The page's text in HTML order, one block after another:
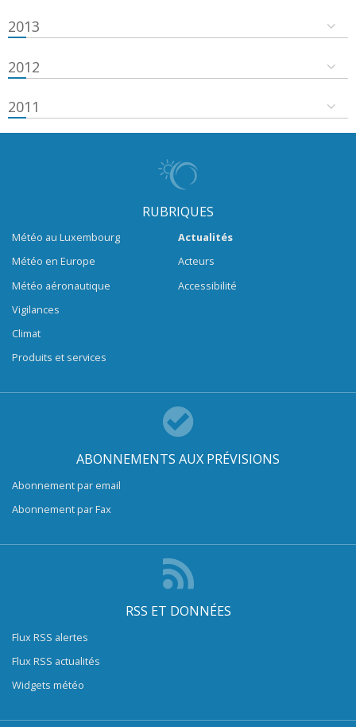
2013
2012
2011
RUBRIQUES
Météo au Luxembourg
Météo en Europe
Météo aéronautique
Vigilances
Climat
Produits et services
Actualités
Acteurs
Accessibilité
ABONNEMENTS AUX PRÉVISIONS
Abonnement par email
Abonnement par Fax
RSS ET DONNÉES
Flux RSS alertes
Flux RSS actualités
Widgets météo